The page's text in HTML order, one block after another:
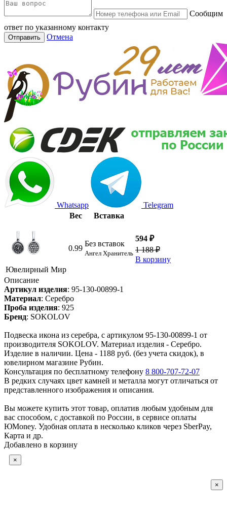
Сообщим
ответ по указанному контакту
Отправить Отмена
Whatsapp
Telegram
Вес
Вставка
Ювелирный Мир
0.99
Без вставок
Ангел Хранитель
594 ₽
1 188 ₽
В корзину
Описание
Артикул изделия: 95-130-00899-1
Материал: Серебро
Проба изделия: 925
Бренд: SOKOLOV
Подвеска икона из серебра, с артикулом 95-130-00899-1 от
производителя SOKOLOV. Материал изделия - Серебро.
Изделие в наличии. Цена - 1188 руб. (без учета скидок), в
ювелирном магазине Рубин.
Консультация по бесплатному телефону 8 800-707-72-07
В редких случаях цвет камней и металла могут отличаться от
представленного изображения и описания.
Вы можете купить этот товар, оплатив любым удобным для
вас способом, с доставкой по России, в сервисе оплаты
ЮMoney. Удобная оплата в несколько кликов через SberPay,
Карта и др.
Добавлено в корзину
×
×